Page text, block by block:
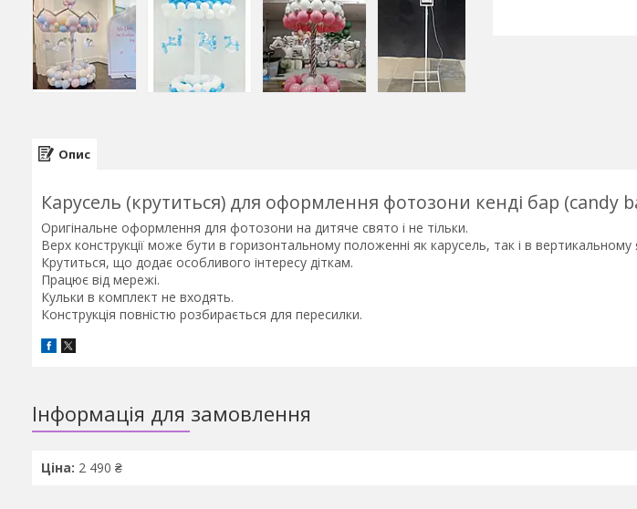
Опис
Карусель (крутиться) для оформлення фотозони кенді бар (candy
Оригінальне оформлення для фотозони на дитяче свято і не тільки.
Верх конструкції може бути в горизонтальному положенні як карусель, так і в вертикальному
Крутиться, що додає особливого інтересу діткам.
Працює від мережі.
Кульки в комплект не входять.
Конструкція повністю розбирається для пересилки.
Інформація для замовлення
Ціна: 2 490 ₴